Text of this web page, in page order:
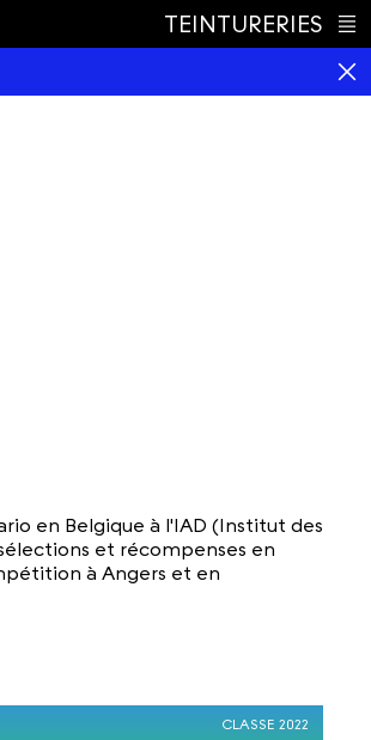
TEINTURERIES
en Belgique à l'IAD (Institut des
et récompenses en
à Angers et en
CLASSE 2022